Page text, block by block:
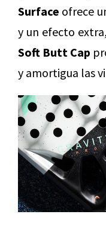
Surface ofrece
y un efecto
Soft Butt Cap
y amortigua las